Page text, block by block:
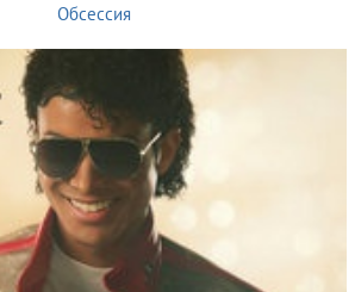
Обсессия